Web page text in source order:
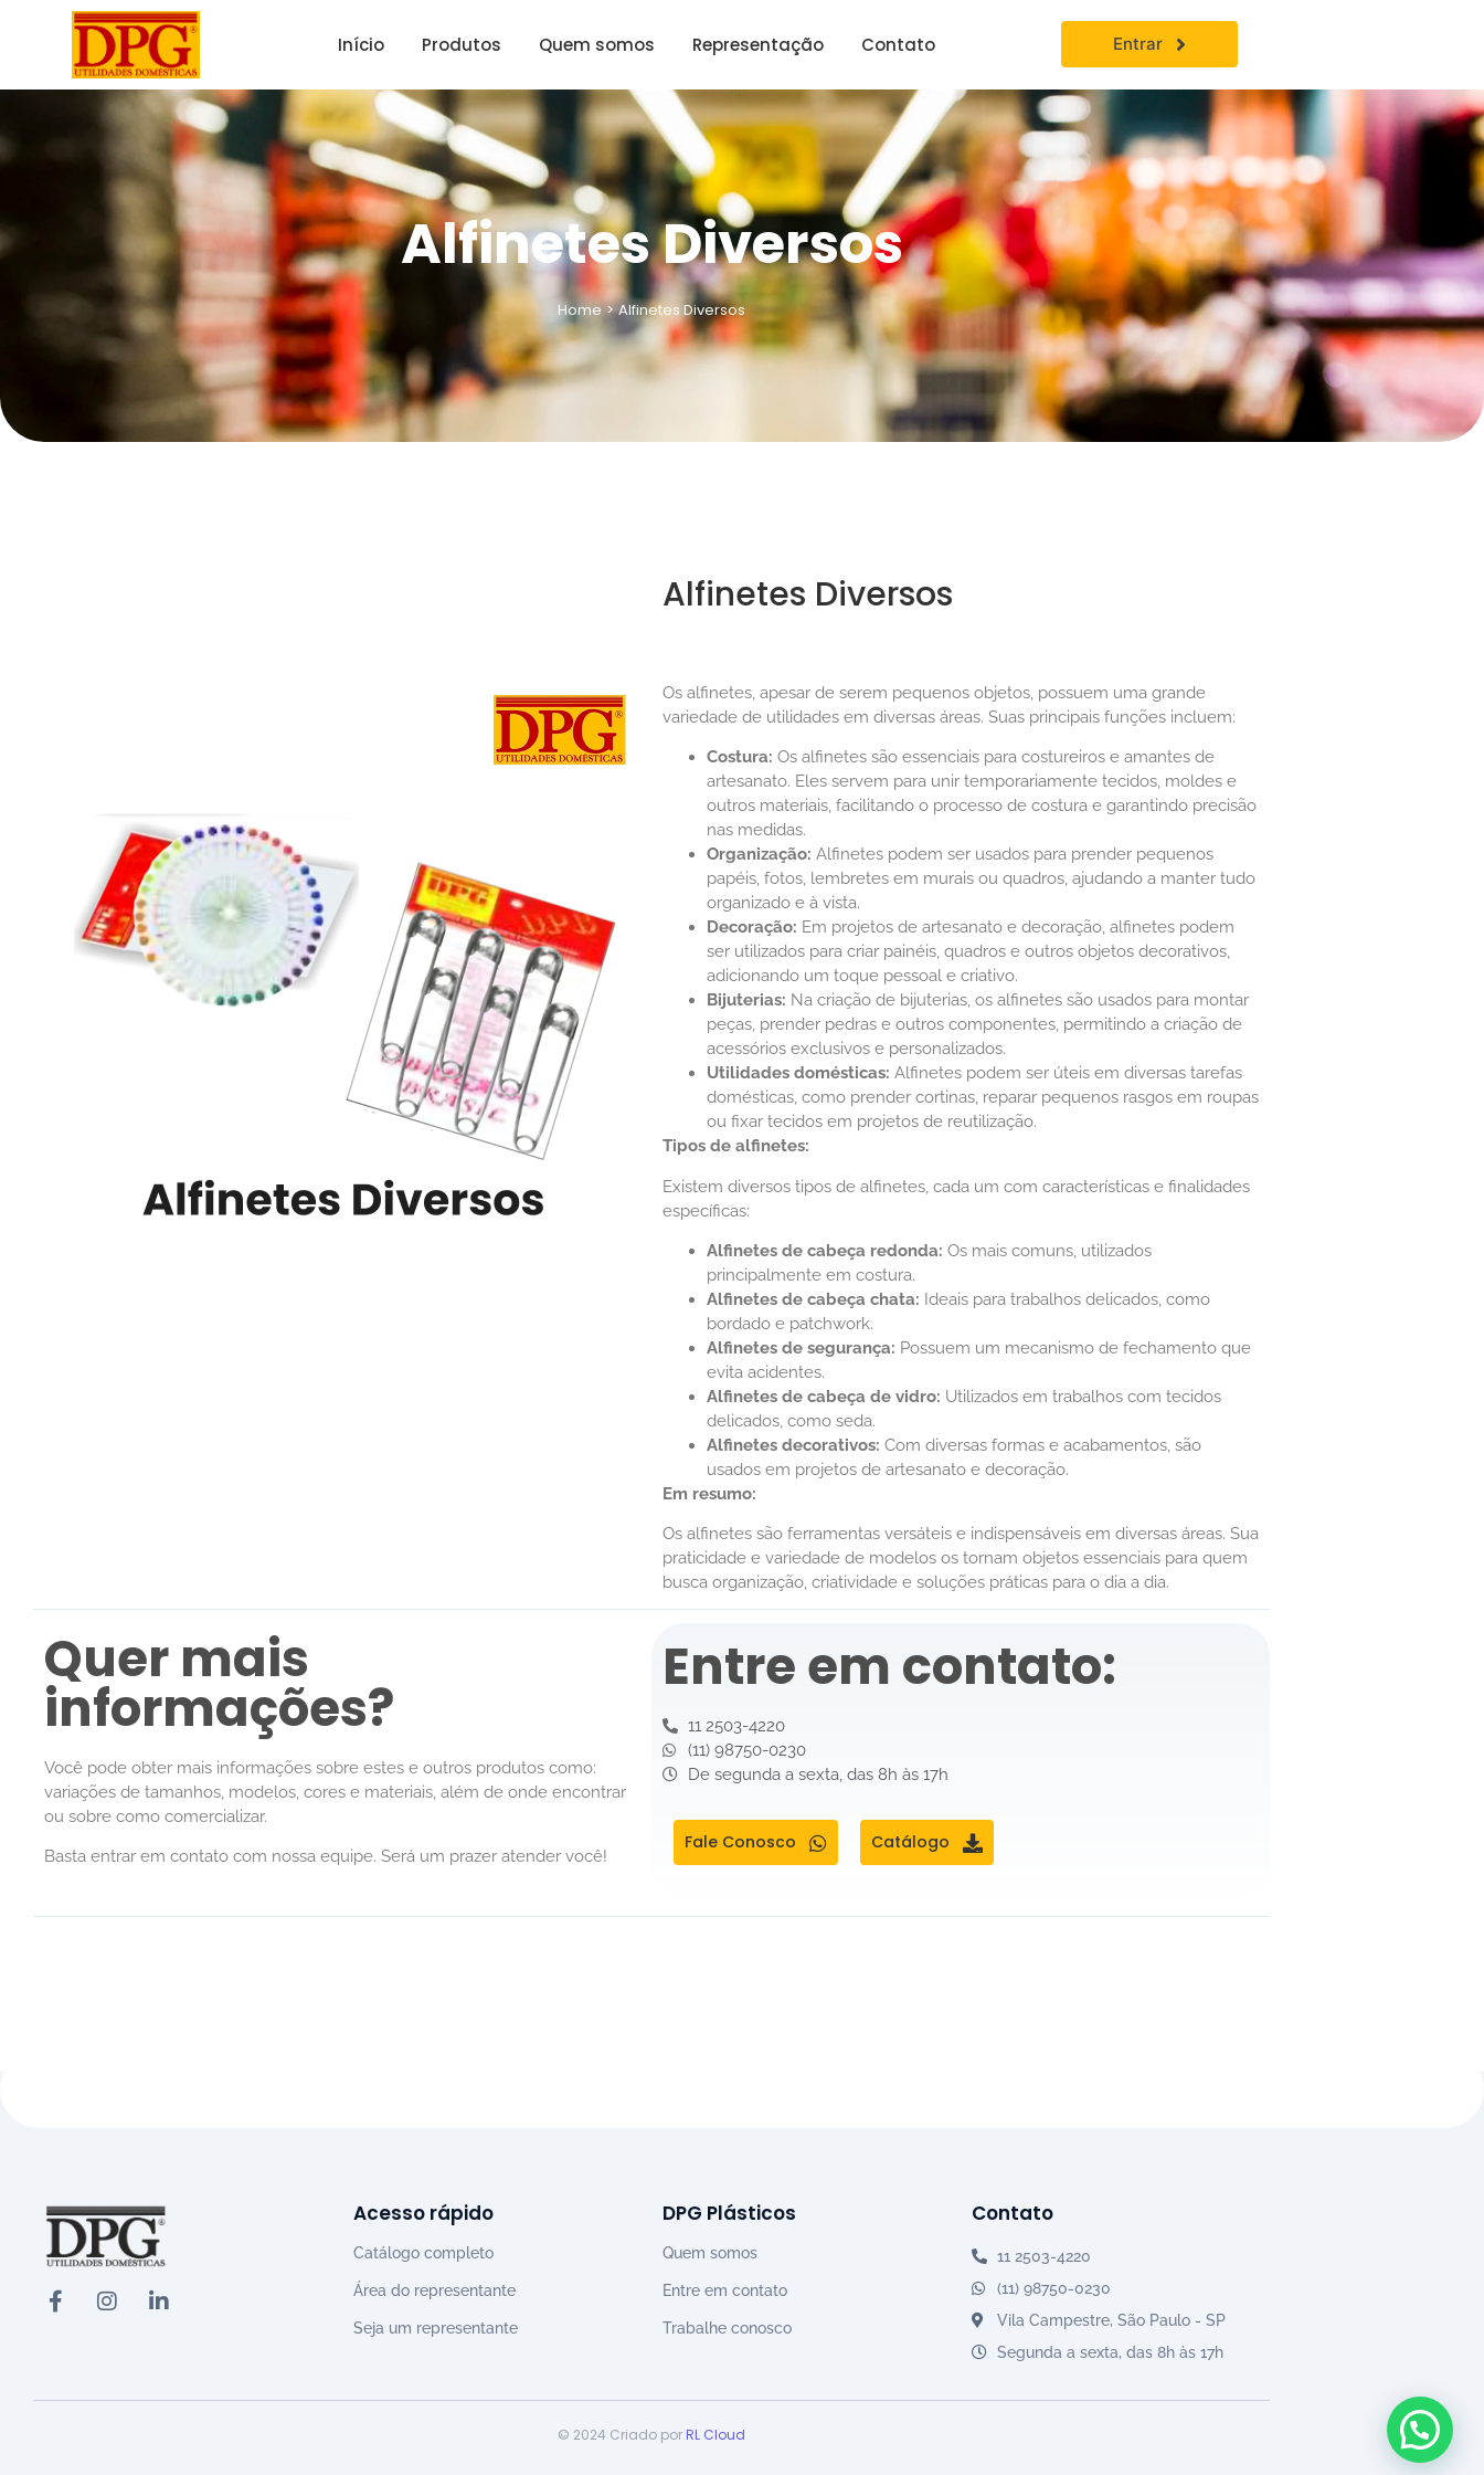
Início Produtos Quem somos Representação Contato Entrar
Alfinetes Diversos
Home > Alfinetes Diversos
Alfinetes Diversos
Os alfinetes, apesar de serem pequenos objetos, possuem uma grande
variedade de utilidades em diversas áreas. Suas principais funções incluem:
Costura: Os alfinetes são essenciais para costureiros e amantes de
artesanato. Eles servem para unir temporariamente tecidos, moldes e
outros materiais, facilitando o processo de costura e garantindo precisão
nas medidas.
Organização: Alfinetes podem ser usados para prender pequenos
papéis, fotos, lembretes em murais ou quadros, ajudando a manter tudo
organizado e à vista.
Decoração: Em projetos de artesanato e decoração, alfinetes podem
ser utilizados para criar painéis, quadros e outros objetos decorativos,
adicionando um toque pessoal e criativo.
Bijuterias: Na criação de bijuterias, os alfinetes são usados para montar
peças, prender pedras e outros componentes, permitindo a criação de
acessórios exclusivos e personalizados.
Utilidades domésticas: Alfinetes podem ser úteis em diversas tarefas
domésticas, como prender cortinas, reparar pequenos rasgos em roupas
ou fixar tecidos em projetos de reutilização.
Tipos de alfinetes:
Existem diversos tipos de alfinetes, cada um com características e finalidades
específicas:
Alfinetes de cabeça redonda: Os mais comuns, utilizados
principalmente em costura.
Alfinetes de cabeça chata: Ideais para trabalhos delicados, como
bordado e patchwork.
Alfinetes de segurança: Possuem um mecanismo de fechamento que
evita acidentes.
Alfinetes de cabeça de vidro: Utilizados em trabalhos com tecidos
delicados, como seda.
Alfinetes decorativos: Com diversas formas e acabamentos, são
usados em projetos de artesanato e decoração.
Em resumo:
Os alfinetes são ferramentas versáteis e indispensáveis em diversas áreas. Sua
praticidade e variedade de modelos os tornam objetos essenciais para quem
busca organização, criatividade e soluções práticas para o dia a dia.
Quer mais
informações?
Você pode obter mais informações sobre estes e outros produtos como:
variações de tamanhos, modelos, cores e materiais, além de onde encontrar
ou sobre como comercializar.
Basta entrar em contato com nossa equipe. Será um prazer atender você!
Entre em contato:
11 2503-4220
(11) 98750-0230
De segunda a sexta, das 8h às 17h
Fale Conosco Catálogo
Acesso rápido
Catálogo completo
Área do representante
Seja um representante
DPG Plásticos
Quem somos
Entre em contato
Trabalhe conosco
Contato
11 2503-4220
(11) 98750-0230
Vila Campestre, São Paulo - SP
Segunda a sexta, das 8h às 17h
© 2024 Criado por RL Cloud